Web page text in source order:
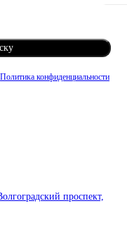
Политика конфиденциальности
проспект,